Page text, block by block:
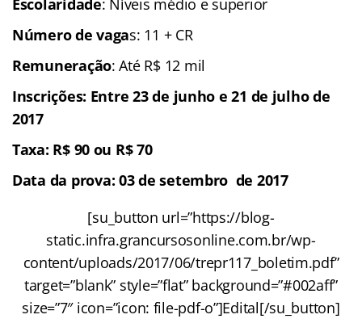
Número de vagas: 11 + CR
Remuneração: Até R$ 12 mil
Inscrições: Entre 23 de junho e 21 de julho de
2017
Taxa: R$ 90 ou R$ 70
Data da prova: 03 de setembro de 2017
[su_button url=”https://blog-
static.infra.grancursosonline.com.br/wp-
content/uploads/2017/06/trepr117_boletim.pdf”
target=”blank” style=”flat” background=”#002aff”
size=”7″ icon=”icon: file-pdf-o”]Edital[/su_button]